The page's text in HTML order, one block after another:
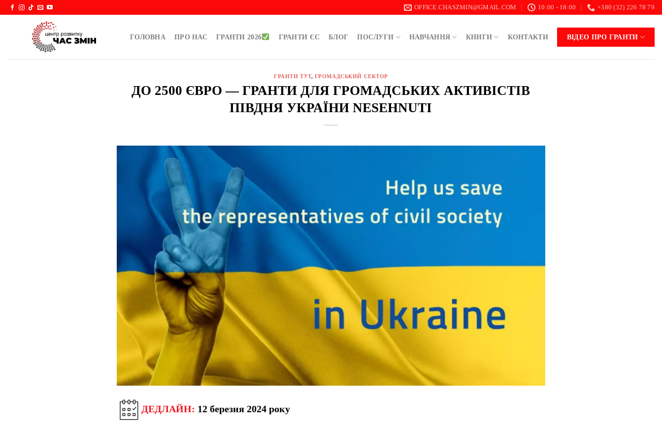
Skip
OFFICE.CHASZMIN@GMAIL.COM 10:00 - 18:00 +380 (32) 226 78 79
ГОЛОВНА ПРО НАС ГРАНТИ 2026 ГРАНТИ ЄС БЛОГ ПОСЛУГИ НАВЧАННЯ КНИГИ КОНТАКТИ ВІДЕО ПРО ГРАНТИ
ГРАНТИ ТУТ, ГРОМАДСЬКИЙ СЕКТОР
ДО 2500 ЄВРО — ГРАНТИ ДЛЯ ГРОМАДСЬКИХ АКТИВІСТІВ
ПІВДНЯ УКРАЇНИ NESEHNUTI
ДЕДЛАЙН: 12 березня 2024 року